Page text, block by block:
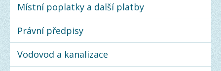
Místní poplatky a další platby
Právní předpisy
Vodovod a kanalizace